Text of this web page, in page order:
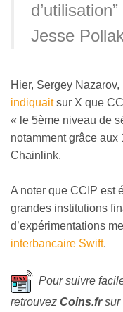
Jesse
Hier, Sergey
indiquaitsur X que
« le 5ème niveau de
notamment grâce aux
Chainlink.
A noter que CCIP est
grandes institutions
d’expérimentations
interbancaire Swift.
Pour suivre
retrouvez Coins.frsur